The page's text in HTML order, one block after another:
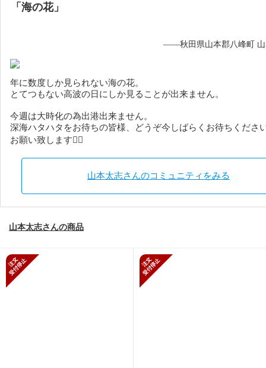
「海の花」
——秋田県山本郡八峰町 山
年に数度しか見られない海の花。
とてつもない高波の日にしか見ることが出来ません。
今週は大時化の為出港出来ません。
深海ハタハタをお待ちの皆様、どうぞ今しばらくお待ちくださ
お願い致します🙇‍♂️
山本太志さんのコミュニティをみる
山本太志さんの商品